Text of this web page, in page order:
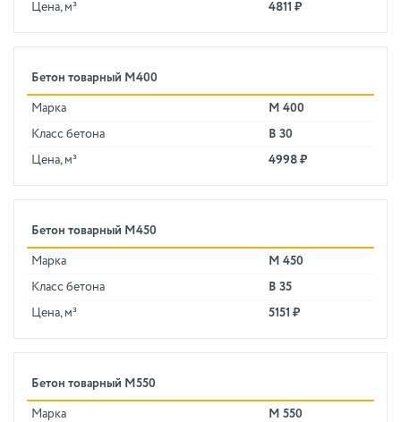
Цена, м³ 4811 ₽
Бетон товарный М400
Марка М 400
Класс бетона В 30
Цена, м³ 4998 ₽
Бетон товарный М450
Марка М 450
Класс бетона В 35
Цена, м³ 5151 ₽
Бетон товарный М550
Марка М 550